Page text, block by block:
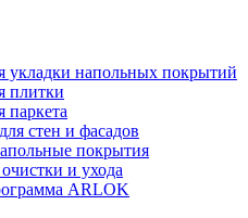
укладки напольных покрытий
плитки
паркета
стен и фасадов
покрытия
и ухода
ARLOK